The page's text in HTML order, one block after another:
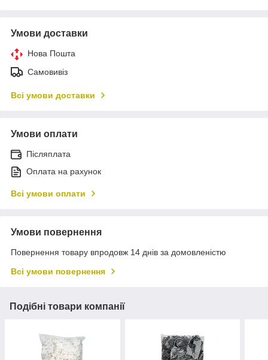
Умови доставки
Нова Пошта
Самовивіз
Всі умови доставки
Умови оплати
Післяплата
Оплата на рахунок
Всі умови оплати
Умови повернення
Повернення товару впродовж 14 днів за домовленістю
Всі умови повернення
Подібні товари компанії